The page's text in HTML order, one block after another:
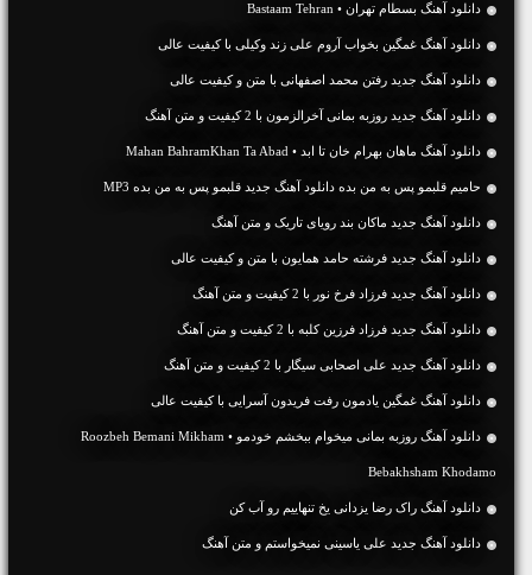
دانلود آهنگ بسطام تهران • Bastaam Tehran
دانلود آهنگ غمگین بخواب آروم علی زند وکیلی با کیفیت عالی
دانلود آهنگ جديد رفتن محمد اصفهانی با متن و کیفیت عالی
دانلود آهنگ جديد روزبه بمانی آخرالزمون با 2 کیفیت و متن آهنگ
دانلود آهنگ ماهان بهرام خان تا ابد • Mahan BahramKhan Ta Abad
حامیم قلبمو پس به من بده دانلود آهنگ جدید قلبمو پس به من بده MP3
دانلود آهنگ جديد ماکان بند رویای تاریک و متن آهنگ
دانلود آهنگ جديد فرشته حامد همایون با متن و کیفیت عالی
دانلود آهنگ جديد فرزاد فرخ نور با 2 کیفیت و متن آهنگ
دانلود آهنگ جديد فرزاد فرزین کلبه با 2 کیفیت و متن آهنگ
دانلود آهنگ جديد علی اصحابی سیگار با 2 کیفیت و متن آهنگ
دانلود آهنگ غمگین یادمون رفت فریدون آسرایی با کیفیت عالی
دانلود آهنگ روزبه بمانی میخوام ببخشم خودمو • Roozbeh Bemani Mikham
Bebakhsham Khodamo
دانلود آهنگ راک رضا یزدانی یخ تنهاییم رو آب کن
دانلود آهنگ جديد علی یاسینی نمیخواستم و متن آهنگ